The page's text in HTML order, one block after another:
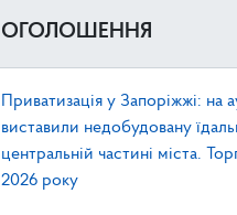
ОГОЛОШЕННЯ
Приватизація у Запоріжжі: на
виставили недобудовану
центральній частині міста.
2026 року